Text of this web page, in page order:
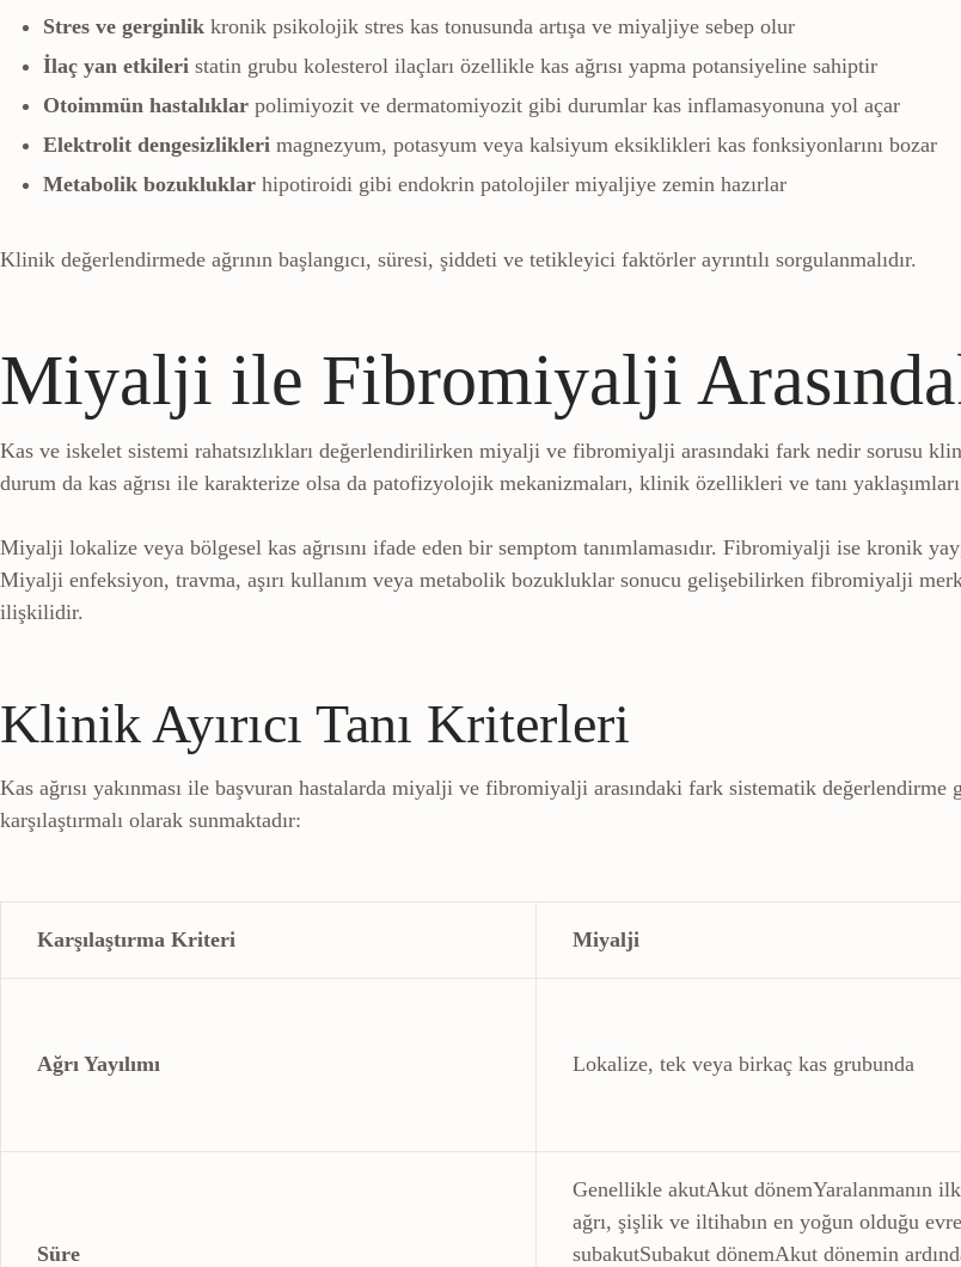
Stres ve gerginlik kronik psikolojik stres kas tonusunda artışa ve miyaljiye sebep olur
İlaç yan etkileri statin grubu kolesterol ilaçları özellikle kas ağrısı yapma potansiyeline sahiptir
Otoimmün hastalıklar polimiyozit ve dermatomiyozit gibi durumlar kas inflamasyonuna yol açar
Elektrolit dengesizlikleri magnezyum, potasyum veya kalsiyum eksiklikleri kas fonksiyonlarını bozar
Metabolik bozukluklar hipotiroidi gibi endokrin patolojiler miyaljiye zemin hazırlar
Klinik değerlendirmede ağrının başlangıcı, süresi, şiddeti ve tetikleyici faktörler ayrıntılı sorgulanmalıdır.
Miyalji ile Fibromiyalji
Kas ve iskelet sistemi rahatsızlıkları değerlendirilirken miyalji ve fibromiyalji arasındaki fark nedir sorusu
durum da kas ağrısı ile karakterize olsa da patofizyolojik mekanizmaları, klinik özellikleri ve tanı
Miyalji lokalize veya bölgesel kas ağrısını ifade eden bir semptom tanımlamasıdır. Fibromiyalji ise kronik
Miyalji enfeksiyon, travma, aşırı kullanım veya metabolik bozukluklar sonucu gelişebilirken fibromiyalji
ilişkilidir.
Klinik Ayırıcı Tanı Kriterleri
Kas ağrısı yakınması ile başvuran hastalarda miyalji ve fibromiyalji arasındaki fark sistematik
karşılaştırmalı olarak sunmaktadır:
Karşılaştırma Kriteri Miyalji
Ağrı Yayılımı Lokalize, tek veya birkaç kas grubunda
Süre
Genellikle akutAkut dönemYaralanmanın
ağrı, şişlik ve iltihabın en yoğun olduğu
subakutSubakut dönemAkut dönemin